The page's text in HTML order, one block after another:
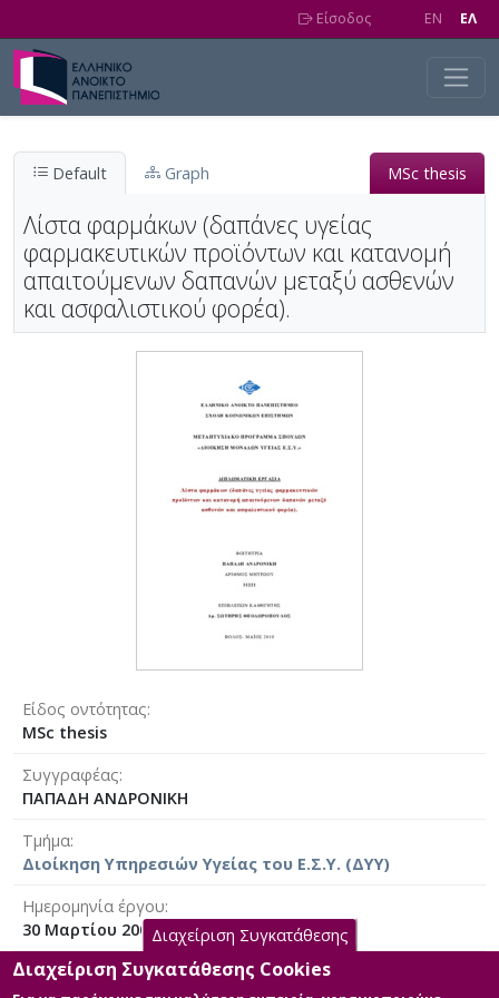
Είσοδος EN EΛ
Default Graph MSc thesis
Λίστα φαρμάκων (δαπάνες υγείας
φαρμακευτικών προϊόντων και κατανομή
απαιτούμενων δαπανών μεταξύ ασθενών
και ασφαλιστικού φορέα).
Είδος οντότητας
MSc thesis
Συγγραφέας
ΠΑΠΑΔΗ ΑΝΔΡΟΝΙΚΗ
Τμήμα
Διοίκηση Υπηρεσιών Υγείας του Ε.Σ.Υ. (ΔΥΥ)
Ημερομηνία έργου
30 Μαρτίου 2009 [2009-03-30]
Γλώσσα του έργου
Διαχείριση Συγκατάθεσης
Διαχείριση Συγκατάθεσης Cookies